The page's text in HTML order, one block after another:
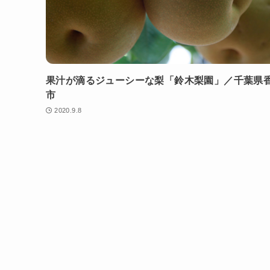
果汁が滴るジューシーな梨「鈴木梨園」／千葉県
市
2020.9.8